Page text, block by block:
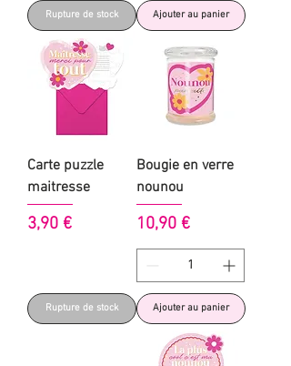
Rupture de stock Ajouter au panier
Carte puzzle
maitresse
Prix
3,90 €
Rupture de stock
Bougie en verre
nounou
Prix
10,90 €
Ajouter au panier